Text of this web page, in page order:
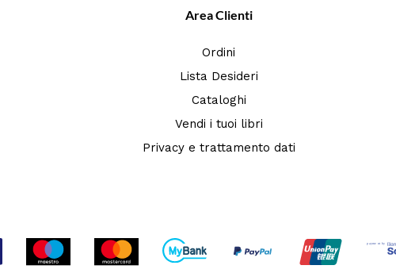
Area Clienti
Ordini
Lista Desideri
Cataloghi
Vendi i tuoi libri
Privacy e trattamento dati